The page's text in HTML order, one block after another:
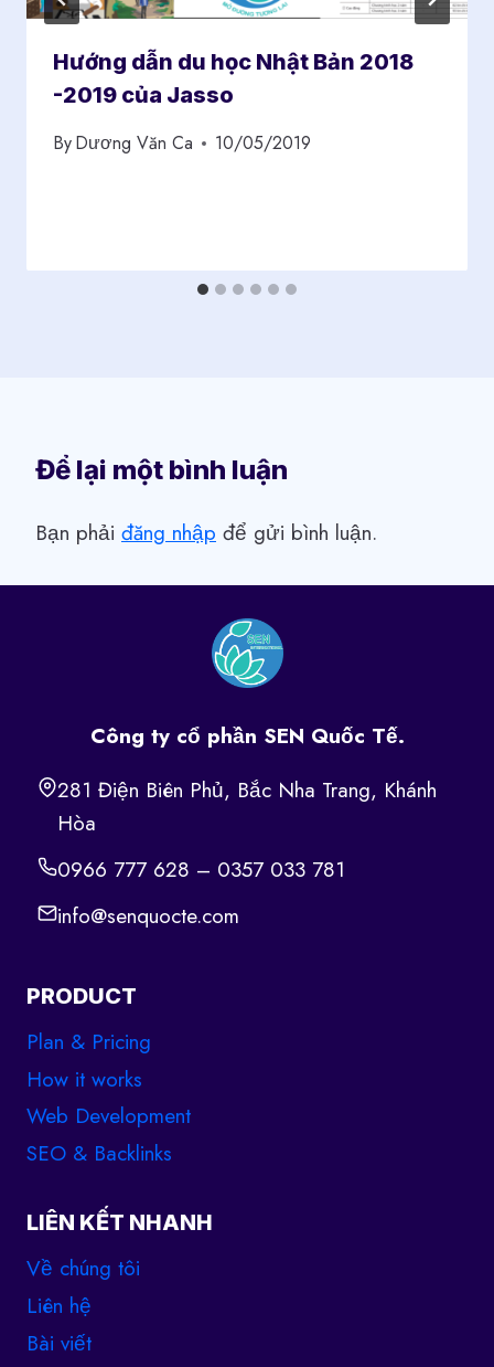
Hướng dẫn du học Nhật Bản 2018
-2019 của Jasso
ByDương Văn Ca 10/05/2019
Để lại một bình luận
Bạn phải đăng nhập để gửi bình luận.
Công ty cổ phần SEN Quốc Tế.
281 Điện Biên Phủ, Bắc Nha Trang, Khánh
Hòa
0966 777 628 – 0357 033 781
info@senquocte.com
PRODUCT
Plan & Pricing
How it works
Web Development
SEO & Backlinks
LIÊN KẾT NHANH
Về chúng tôi
Liên hệ
Bài viết